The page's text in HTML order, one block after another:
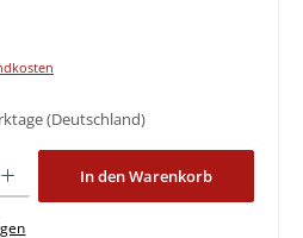
(Deutschland)
Wert ein oder benutze die
In den Warenkorb